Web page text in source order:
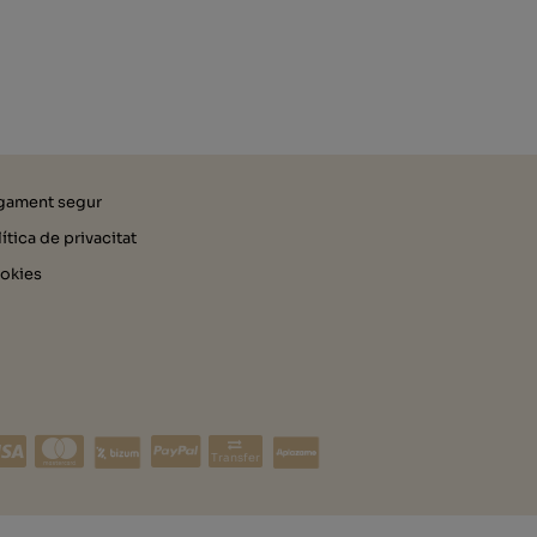
segur
de privacitat
Transfer